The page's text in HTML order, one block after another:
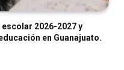
2026-2027 y
en Guanajuato.